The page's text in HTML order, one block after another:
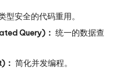
型安全的代码重用。
Query)： 统一的数据查
： 简化并发编程。